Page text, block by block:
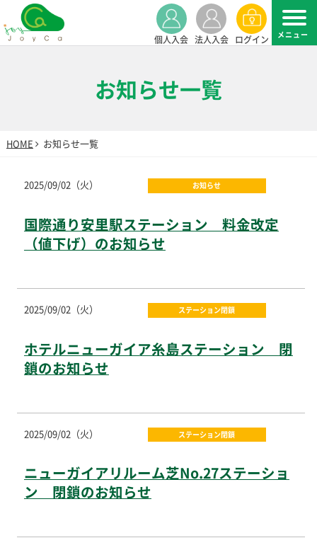
個人入会 法人入会 ログイン
お知らせ一覧
HOME お知らせ一覧
2025/09/02（火） お知らせ
国際通り安里駅ステーション 料金改定
（値下げ）のお知らせ
2025/09/02（火） ステーション閉鎖
ホテルニューガイア糸島ステーション 閉
鎖のお知らせ
2025/09/02（火） ステーション閉鎖
ニューガイアリルーム芝No.27ステーショ
ン 閉鎖のお知らせ